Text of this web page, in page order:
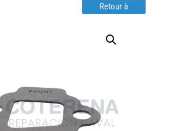
Retour à